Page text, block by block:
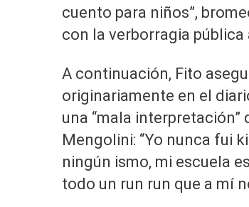
seconds
4
minutes,
59
seconds
Volume
90%
cuento para niños”,
con la verborragia pública
A continuación, Fito
originariamente en el
una “mala
Mengolini: “Yo nunca fui
ningún ismo, mi escuela
todo un run run que a mí